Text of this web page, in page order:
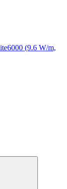
(9.6 W/m,